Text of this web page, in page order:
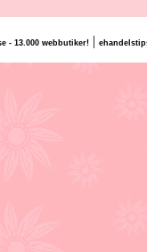
- 13.000 webbutiker!|
Schyllert